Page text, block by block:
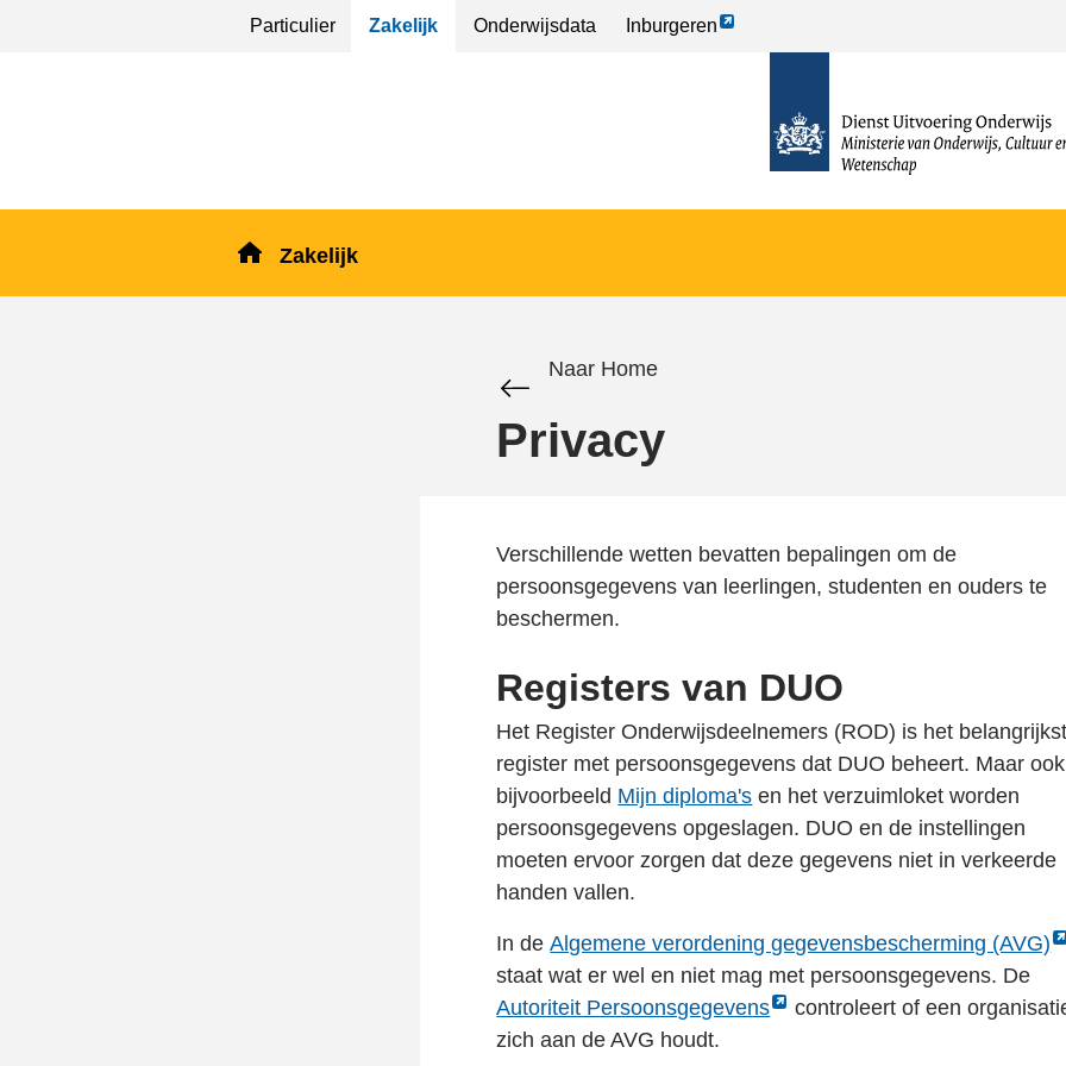
Particulier Zakelijk Onderwijsdata Inburgeren
Link
homepage
Zakelijk
Naar Home
Privacy
Verschillende wetten bevatten bepalingen om de
persoonsgegevens van leerlingen, studenten en ouders te
beschermen.
Registers van DUO
Het Register Onderwijsdeelnemers (ROD) is het
register met persoonsgegevens dat DUO beheert. Maar
bijvoorbeeld Mijn diploma's en het verzuimloket worden
persoonsgegevens opgeslagen. DUO en de instellingen
moeten ervoor zorgen dat deze gegevens niet in verkeerde
handen vallen.
In deAlgemene verordening gegevensbescherming (AVG)
Link
opent
externe
pagina
staat wat er wel en niet mag met persoonsgegevens. De
Autoriteit Persoonsgegevens
Link
opent
controleert of een
zich aan de AVG houdt.